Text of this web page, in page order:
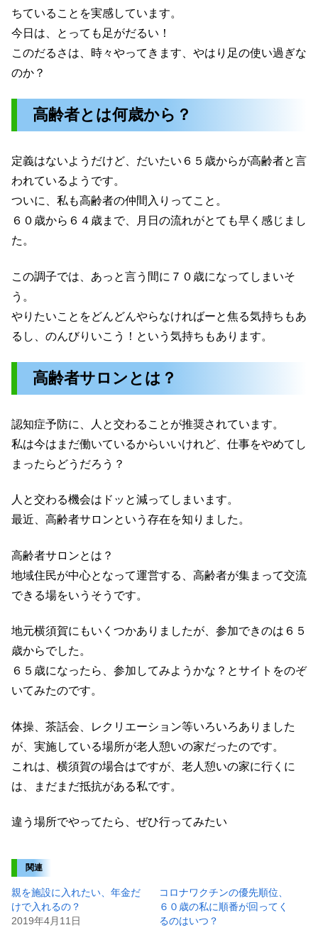
ちていることを実感しています。
今日は、とっても足がだるい！
このだるさは、時々やってきます、やはり足の使い過ぎな
のか？
高齢者とは何歳から？
定義はないようだけど、だいたい６５歳からが高齢者と言
われているようです。
ついに、私も高齢者の仲間入りってこと。
６０歳から６４歳まで、月日の流れがとても早く感じまし
た。
この調子では、あっと言う間に７０歳になってしまいそ
う。
やりたいことをどんどんやらなければーと焦る気持ちもあ
るし、のんびりいこう！という気持ちもあります。
高齢者サロンとは？
認知症予防に、人と交わることが推奨されています。
私は今はまだ働いているからいいけれど、仕事をやめてし
まったらどうだろう？
人と交わる機会はドッと減ってしまいます。
最近、高齢者サロンという存在を知りました。
高齢者サロンとは？
地域住民が中心となって運営する、高齢者が集まって交流
できる場をいうそうです。
地元横須賀にもいくつかありましたが、参加できのは６５
歳からでした。
６５歳になったら、参加してみようかな？とサイトをのぞ
いてみたのです。
体操、茶話会、レクリエーション等いろいろありました
が、実施している場所が老人憩いの家だったのです。
これは、横須賀の場合はですが、老人憩いの家に行くに
は、まだまだ抵抗がある私です。
違う場所でやってたら、ぜひ行ってみたい
関連
親を施設に入れたい、年金だ
けで入れるの？
2019年4月11日
コロナワクチンの優先順位、
６０歳の私に順番が回ってく
るのはいつ？